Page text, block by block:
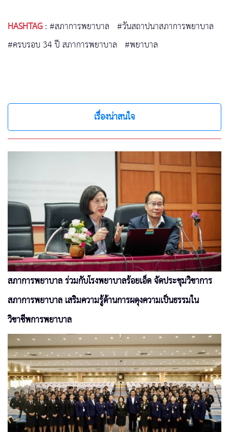
HASHTAG:#สภาการพยาบาล #วันสถาปนาสภาการพยาบาล
#ครบรอบ 34 ปี สภาการพยาบาล #พยาบาล
เรื่องน่าสนใจ
สภาการพยาบาล ร่วมกับโรงพยาบาลร้อยเอ็ด จัดประชุมวิชาการ
สภาการพยาบาล เสริมความรู้ด้านการผดุงความเป็นธรรมใน
วิชาชีพการพยาบาล